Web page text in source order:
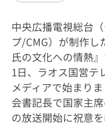
中央広播電視総台
プ/CMG）が制作し
氏の文化への情熱
1日、ラオス国営テ
メディアで始まり
会書記長で国家主
の放送開始に祝意を